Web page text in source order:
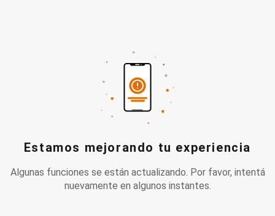
Estamos mejorando tu experiencia
Algunas funciones se están actualizando. Por favor, intentá
nuevamente en algunos instantes.